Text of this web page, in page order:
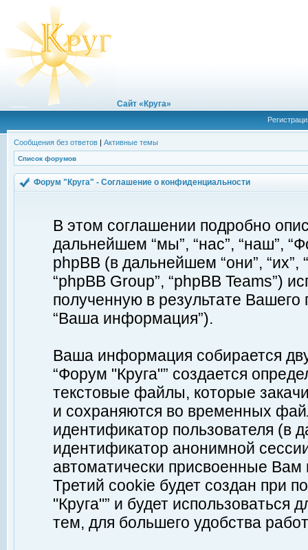
Сайт «Круга»
Сообщения без ответов | Активные темы
Список форумов
Форум "Круга" - Соглашение о конфиденциальности
В этом соглашении подробно
дальнейшем “мы”, “нас”, “наш”,
phpBB (в дальнейшем “они”, “их”,
“phpBB Group”, “phpBB Teams”)
полученную в результате
“Ваша информация”).
Ваша информация собирается
“Форум "Круга"” создается
текстовые файлы, которые
и сохраняются во временных
идентификатор пользователя (в
идентификатор анонимной
автоматически присвоенные
Третий cookie будет создан при
"Круга"” и будет
тем, для большего удобства